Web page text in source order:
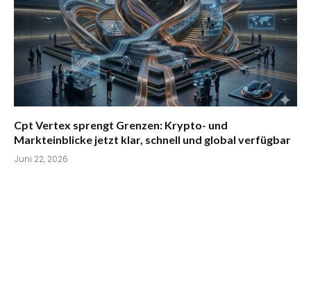
Cpt Vertex sprengt Grenzen: Krypto- und
Markteinblicke jetzt klar, schnell und global verfügbar
Juni 22, 2026